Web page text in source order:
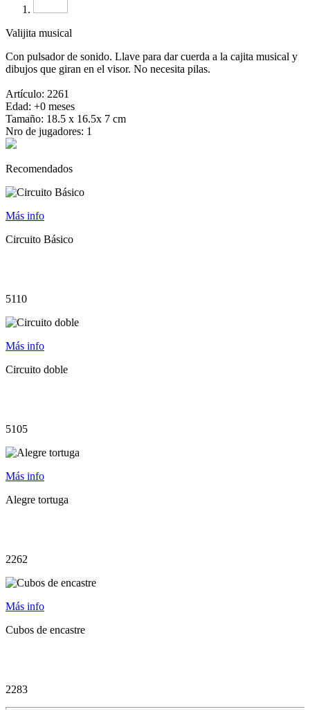
Valijita musical
Con pulsador de sonido. Llave para dar cuerda a la cajita musical y
dibujos que giran en el visor. No necesita pilas.
Artículo: 2261
Edad: +0 meses
Tamaño: 18.5 x 16.5x 7 cm
Nro de jugadores: 1
Recomendados
Más info
Circuito Básico
5110
Más info
Circuito doble
5105
Más info
Alegre tortuga
2262
Más info
Cubos de encastre
2283